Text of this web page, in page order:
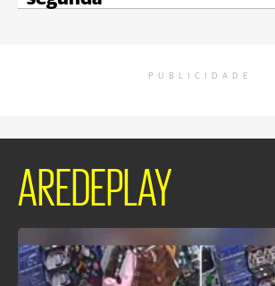
PUBLICIDADE
AREDEPLAY